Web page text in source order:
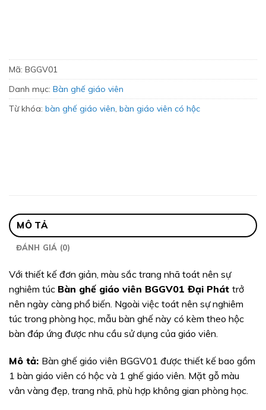
Mã: BGGV01
Danh mục: Bàn ghế giáo viên
Từ khóa: bàn ghế giáo viên, bàn giáo viên có hộc
MÔ TẢ
ĐÁNH GIÁ (0)
Với thiết kế đơn giản, màu sắc trang nhã toát nên sự
nghiêm túc Bàn ghế giáo viên BGGV01 Đại Phát trở
nên ngày càng phổ biến. Ngoài việc toát nên sự nghiêm
túc trong phòng học, mẫu bàn ghế này có kèm theo hộc
bàn đáp ứng được nhu cầu sử dụng của giáo viên.
Mô tả: Bàn ghế giáo viên BGGV01 được thiết kế bao gồm
1 bàn giáo viên có hộc và 1 ghế giáo viên. Mặt gỗ màu
vân vàng đẹp, trang nhã, phù hợp không gian phòng học.